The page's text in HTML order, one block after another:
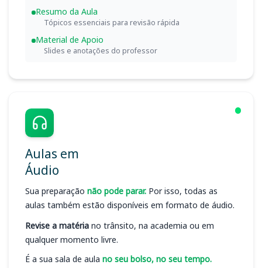
Resumo da Aula
Tópicos essenciais para revisão rápida
Material de Apoio
Slides e anotações do professor
Aulas em
Áudio
Sua preparação não pode parar. Por isso, todas as
aulas também estão disponíveis em formato de áudio.
Revise a matéria no trânsito, na academia ou em
qualquer momento livre.
É a sua sala de aula no seu bolso, no seu tempo.